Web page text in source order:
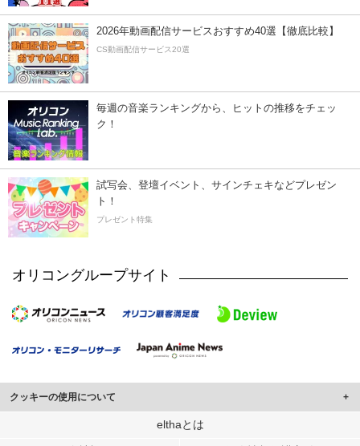
2026年動画配信サービスおすすめ40選【徹底比較】
CS動画配信サービス20選
毎週の音楽ランキングから、ヒットの推移をチェッ
ク！
試写会、登壇イベント、サインチェキなどプレゼン
ト！
プレゼント特集
オリコングループサイト
クッキーの使用について
このサイトでは Cookie を使用して、ユーザーに合わせたコンテンツや広告の
elthaとは